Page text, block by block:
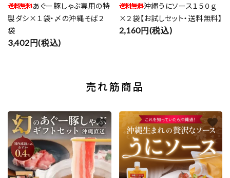
あぐー豚しゃぶ専用の特
製ダシ×１袋・〆の沖縄そば２
袋
3,402円(税込)
沖縄うにソース１５０ｇ
×２袋【お試しセット・送料無料】
2,160円(税込)
売れ筋商品
favorite favorite